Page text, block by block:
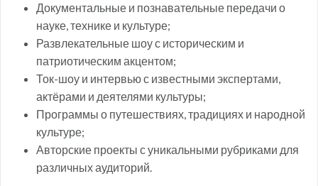
Документальные и познавательные передачи о
науке, технике и культуре;
Развлекательные шоу с историческим и
патриотическим акцентом;
Ток-шоу и интервью с известными экспертами,
актёрами и деятелями культуры;
Программы о путешествиях, традициях и народной
культуре;
Авторские проекты с уникальными рубриками для
различных аудиторий.